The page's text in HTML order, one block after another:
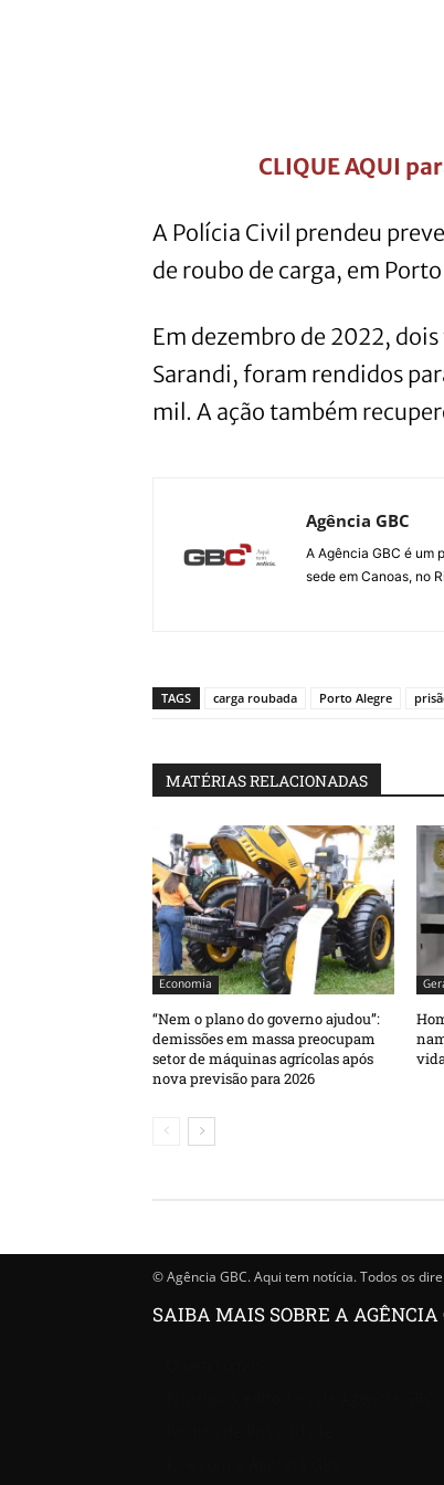
CLIQUE AQUI
A Polícia Civil prendeu
de roubo de carga, em
Em dezembro de 2022,
Sarandi, foram rendidos
mil. A ação também
Agência GBC
A Agência GBC é um
sede em Canoas, no
TAGS carga roubada Porto Alegre
MATÉRIAS RELACIONADAS
Economia
“Nem o plano do governo ajudou”:
demissões em massa preocupam
setor de máquinas agrícolas após
nova previsão para 2026
© Agência GBC. Aqui tem notícia. Todos os
SAIBA MAIS SOBRE A AGÊNCIA